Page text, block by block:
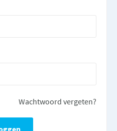
Wachtwoord vergeten?